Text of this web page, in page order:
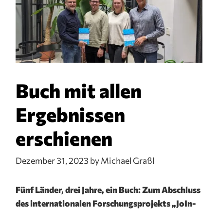
Buch mit allen
Ergebnissen
erschienen
Dezember 31, 2023 by Michael Graßl
Fünf Länder, drei Jahre, ein Buch: Zum Abschluss
des internationalen Forschungsprojekts „JoIn-